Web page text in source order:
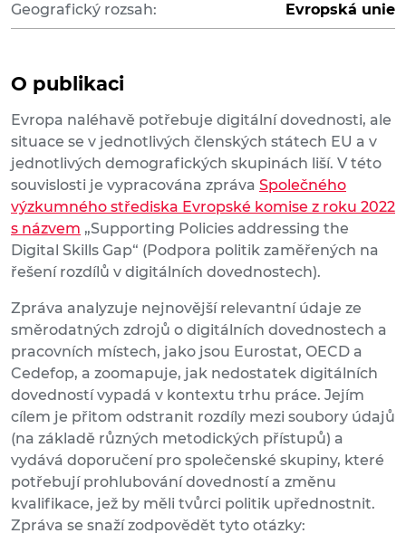
Geografický rozsah: Evropská unie
O publikaci
Evropa naléhavě potřebuje digitální dovednosti, ale
situace se v jednotlivých členských státech EU a v
jednotlivých demografických skupinách liší. V této
souvislosti je vypracována zpráva Společného
výzkumného střediska Evropské komise z roku 2022
s názvem „Supporting Policies addressing the
Digital Skills Gap“ (Podpora politik zaměřených na
řešení rozdílů v digitálních dovednostech).
Zpráva analyzuje nejnovější relevantní údaje ze
směrodatných zdrojů o digitálních dovednostech a
pracovních místech, jako jsou Eurostat, OECD a
Cedefop, a zoomapuje, jak nedostatek digitálních
dovedností vypadá v kontextu trhu práce. Jejím
cílem je přitom odstranit rozdíly mezi soubory údajů
(na základě různých metodických přístupů) a
vydává doporučení pro společenské skupiny, které
potřebují prohlubování dovedností a změnu
kvalifikace, jež by měli tvůrci politik upřednostnit.
Zpráva se snaží zodpovědět tyto otázky: